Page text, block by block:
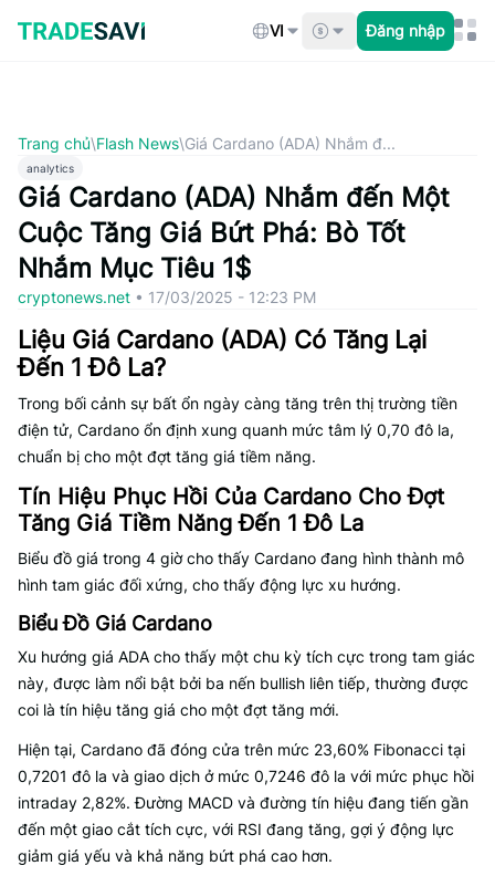
qua
nội
VI Đăng nhập
Trang chủ\Flash News\Giá Cardano (ADA) Nhắm đ...
analytics
Giá Cardano (ADA) Nhắm đến Một
Cuộc Tăng Giá Bứt Phá: Bò Tốt
Nhắm Mục Tiêu 1$
cryptonews.net • 17/03/2025 - 12:23 PM
Liệu Giá Cardano (ADA) Có Tăng Lại
Đến 1 Đô La?
Trong bối cảnh sự bất ổn ngày càng tăng trên thị trường tiền
điện tử, Cardano ổn định xung quanh mức tâm lý 0,70 đô la,
chuẩn bị cho một đợt tăng giá tiềm năng.
Tín Hiệu Phục Hồi Của Cardano Cho Đợt
Tăng Giá Tiềm Năng Đến 1 Đô La
Biểu đồ giá trong 4 giờ cho thấy Cardano đang hình thành mô
hình tam giác đối xứng, cho thấy động lực xu hướng.
Biểu Đồ Giá Cardano
Xu hướng giá ADA cho thấy một chu kỳ tích cực trong tam giác
này, được làm nổi bật bởi ba nến bullish liên tiếp, thường được
coi là tín hiệu tăng giá cho một đợt tăng mới.
Hiện tại, Cardano đã đóng cửa trên mức 23,60% Fibonacci tại
0,7201 đô la và giao dịch ở mức 0,7246 đô la với mức phục hồi
intraday 2,82%. Đường MACD và đường tín hiệu đang tiến gần
đến một giao cắt tích cực, với RSI đang tăng, gợi ý động lực
giảm giá yếu và khả năng bứt phá cao hơn.